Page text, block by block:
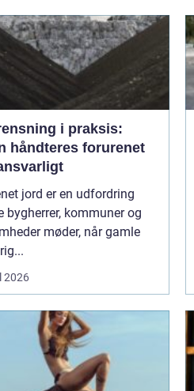
i praksis:
håndteres forurenet
jord er en udfordring
bygherrer, kommuner og
møder, når gamle
2026